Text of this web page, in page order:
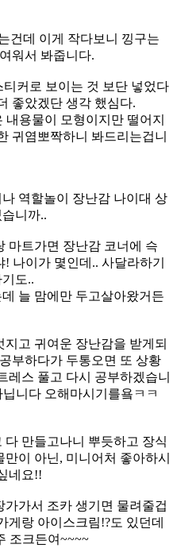
건데 이게 작다보니 낑구는
워서 봐줍니다.
커로 보이는 것 보단 넣었다
좋았겠단 생각 했심다.
용물이 모형이지만 떨어지
귀염뽀짝하니 봐드리는겁니
역할놀이 장난감 나이대 상
니까..
마트가면 장난감 코너에 슥
나이가 몇인데.. 사달라하기
도..
늘 맘에만 두고살아왔거든
고 귀여운 장난감을 받게되
부하다가 두통오면 또 상황
레스 풀고 다시 공부하겠습니
니다 오해마시기를욬ㅋㅋ
만들고나니 뿌듯하고 장식
이 아닌, 미니어처 좋아하시
네요!!
가서 조카 생기면 물려줄겁
게랑 아이스크림!?도 있던데
조크든여~~~~